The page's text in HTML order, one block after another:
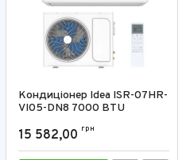
Кондиціонер Idea ISR-07HR-
VI05-DN8 7000 BTU
15 582,00 грн